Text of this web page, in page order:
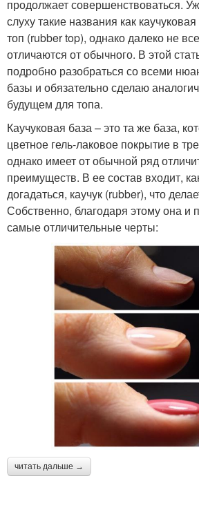
продолжает совершенствоваться.
слуху такие названия как
топ (rubber top), однако далеко не
отличаются от обычного. В этой
подробно разобраться со всеми
базы и обязательно сделаю
будущем для топа.
Каучуковая база – это та же база,
цветное гель-лаковое покрытие в
однако имеет от обычной ряд
преимуществ. В ее состав входит,
догадаться, каучук (rubber), что
Собственно, благодаря этому она и
самые отличительные черты:
читать дальше →